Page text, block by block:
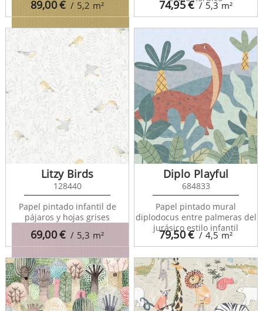
Happy Dreams 29792536
Happy Dreams 29794211
89,00€ / 5,2 m² 74,95€ / 5,3 m²
69,00€ / 5,3 m²
Litzy Birds
128440
Papel pintado infantil de
pájaros y hojas grises
79,50€ / 4,5 m²
Diplo Playful
684833
Papel pintado mural
diplodocus entre palmeras del
jurásico estilo infantil